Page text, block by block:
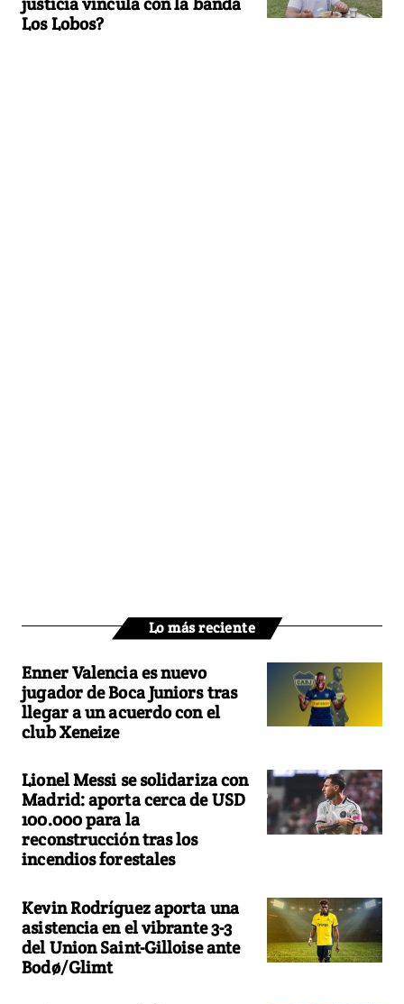
Los Lobos?
Lo más reciente
Enner Valencia es nuevo
jugador de Boca Juniors tras
llegar a un acuerdo con el
club Xeneize
Lionel Messi se solidariza con
Madrid: aporta cerca de USD
100.000 para la
reconstrucción tras los
incendios forestales
Kevin Rodríguez aporta una
asistencia en el vibrante 3-3
del Union Saint-Gilloise ante
Bodø/Glimt